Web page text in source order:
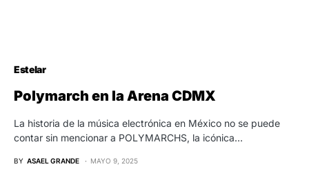
Estelar
Polymarch en la Arena CDMX
La historia de la música electrónica en México no se puede
contar sin mencionar a POLYMARCHS, la icónica…
BY ASAEL GRANDE MAYO 9, 2025